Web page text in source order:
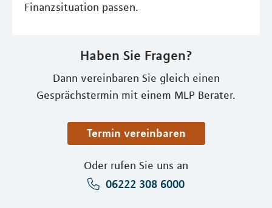
Finanzsituation passen.
Haben Sie Fragen?
Dann vereinbaren Sie gleich einen
Gesprächstermin mit einem MLP Berater.
Termin vereinbaren
Oder rufen Sie uns an
06222 308 6000